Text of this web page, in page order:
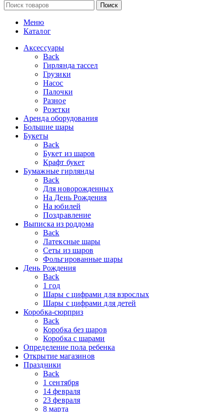
Поиск
Меню
Каталог
Аксессуары
Back
Гирлянда тассел
Грузики
Насос
Палочки
Разное
Розетки
Аренда оборудования
Большие шары
Букеты
Back
Букет из шаров
Крафт букет
Бумажные гирлянды
Back
Для новорожденных
На День Рождения
На юбилей
Поздравление
Выписка из роддома
Back
Латексные шары
Сеты из шаров
Фольгированные шары
День Рождения
Back
1 год
Шары с цифрами для взрослых
Шары с цифрами для детей
Коробка-сюрприз
Back
Коробка без шаров
Коробка с шарами
Определение пола ребенка
Открытие магазинов
Праздники
Back
1 сентября
14 февраля
23 февраля
8 марта